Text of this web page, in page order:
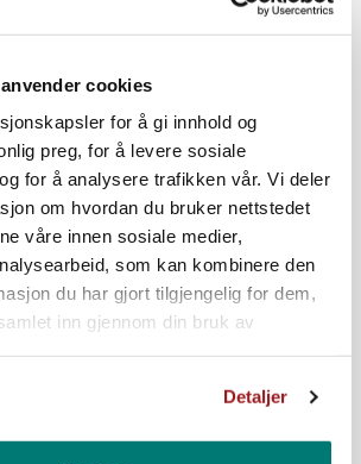
cookies
for å gi innhold og
preg, for å levere sosiale
for å analysere trafikken vår. Vi deler
om hvordan du bruker nettstedet
våre innen sosiale medier,
som kan kombinere den
du har gjort tilgjengelig for dem,
inn gjennom din bruk av
Detaljer